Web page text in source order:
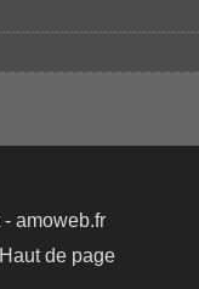
- amoweb.fr
Haut de page